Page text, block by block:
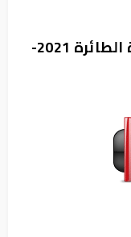
تحميل القواعد الرسمیة للكرة الطائرة 2021-